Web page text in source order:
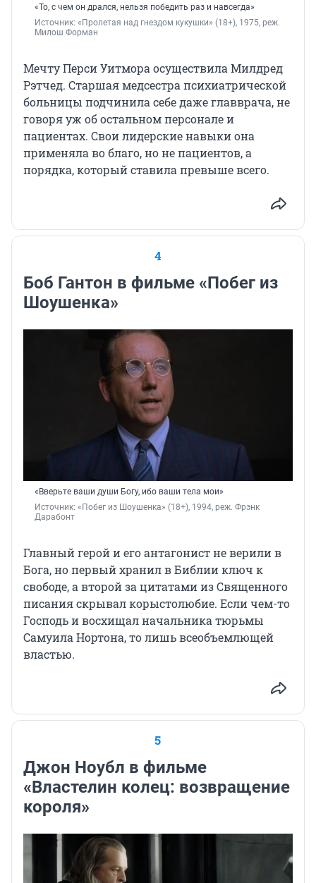
«То, с чем он дрался, нельзя победить раз и навсегда»
Источник:
Милош Форман
Мечту Перси Уитмора осуществила Милдред
Рэтчед. Старшая медсестра психиатрической
больницы подчинила себе даже главврача, не
говоря уж об остальном персонале и
пациентах. Свои лидерские навыки она
применяла во благо, но не пациентов, а
порядка, который ставила превыше всего.
4
Боб Гантон в фильме «Побег из
Шоушенка»
«Вверьте ваши души Богу, ибо ваши тела мои»
Источник: «Побег из Шоушенка» (18+), 1994, реж. Фрэнк
Дарабонт
Главный герой и его антагонист не верили в
Бога, но первый хранил в Библии ключ к
свободе, а второй за цитатами из Священного
писания скрывал корыстолюбие. Если чем-то
Господь и восхищал начальника тюрьмы
Самуила Нортона, то лишь всеобъемлющей
властью.
5
Джон Ноубл в фильме
«Властелин колец: возвращение
короля»